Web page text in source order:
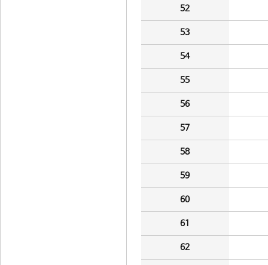
52
53
54
55
56
57
58
59
60
61
62